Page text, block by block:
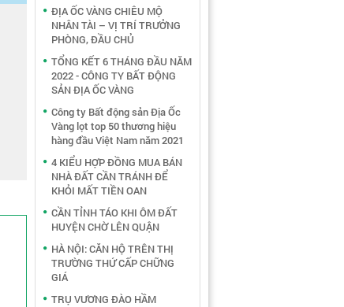
ĐỊA ỐC VÀNG CHIÊU MỘ
NHÂN TÀI – VỊ TRÍ TRƯỞNG
PHÒNG, ĐẦU CHỦ
TỔNG KẾT 6 THÁNG ĐẦU NĂM
2022 - CÔNG TY BẤT ĐỘNG
SẢN ĐỊA ỐC VÀNG
Công ty Bất động sản Địa Ốc
Vàng lọt top 50 thương hiệu
hàng đầu Việt Nam năm 2021
4 KIỂU HỢP ĐỒNG MUA BÁN
NHÀ ĐẤT CẦN TRÁNH ĐỂ
KHỎI MẤT TIỀN OAN
CẦN TỈNH TÁO KHI ÔM ĐẤT
HUYỆN CHỜ LÊN QUẬN
HÀ NỘI: CĂN HỘ TRÊN THỊ
TRƯỜNG THỨ CẤP CHỮNG
GIÁ
TRỤ VƯƠNG ĐÀO HẦM